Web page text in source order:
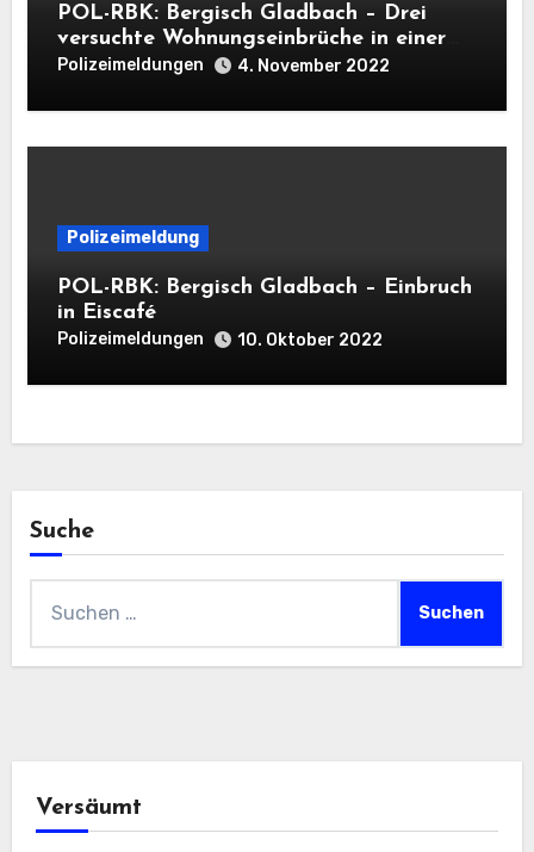
POL-RBK: Bergisch Gladbach – Drei
versuchte Wohnungseinbrüche in einer
Nacht
Polizeimeldungen 4. November 2022
Polizeimeldung
POL-RBK: Bergisch Gladbach – Einbruch
in Eiscafé
Polizeimeldungen 10. Oktober 2022
Suche
nach:
Versäumt